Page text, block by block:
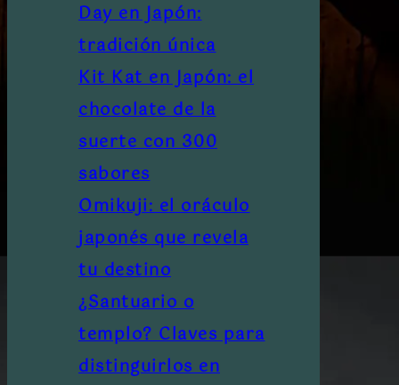
Day en Japón:
tradición única
Kit Kat en Japón: el
chocolate de la
suerte con 300
sabores
Omikuji: el oráculo
japonés que revela
tu destino
¿Santuario o
templo? Claves para
distinguirlos en